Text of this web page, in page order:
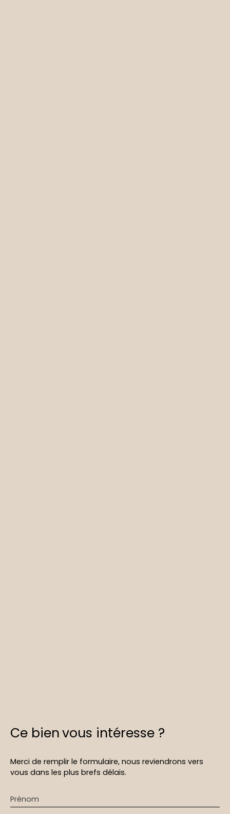
Ce bienvous intéresse ?
Merci de remplir le formulaire, nous reviendrons vers
vous dans les plus brefs délais.
Prénom